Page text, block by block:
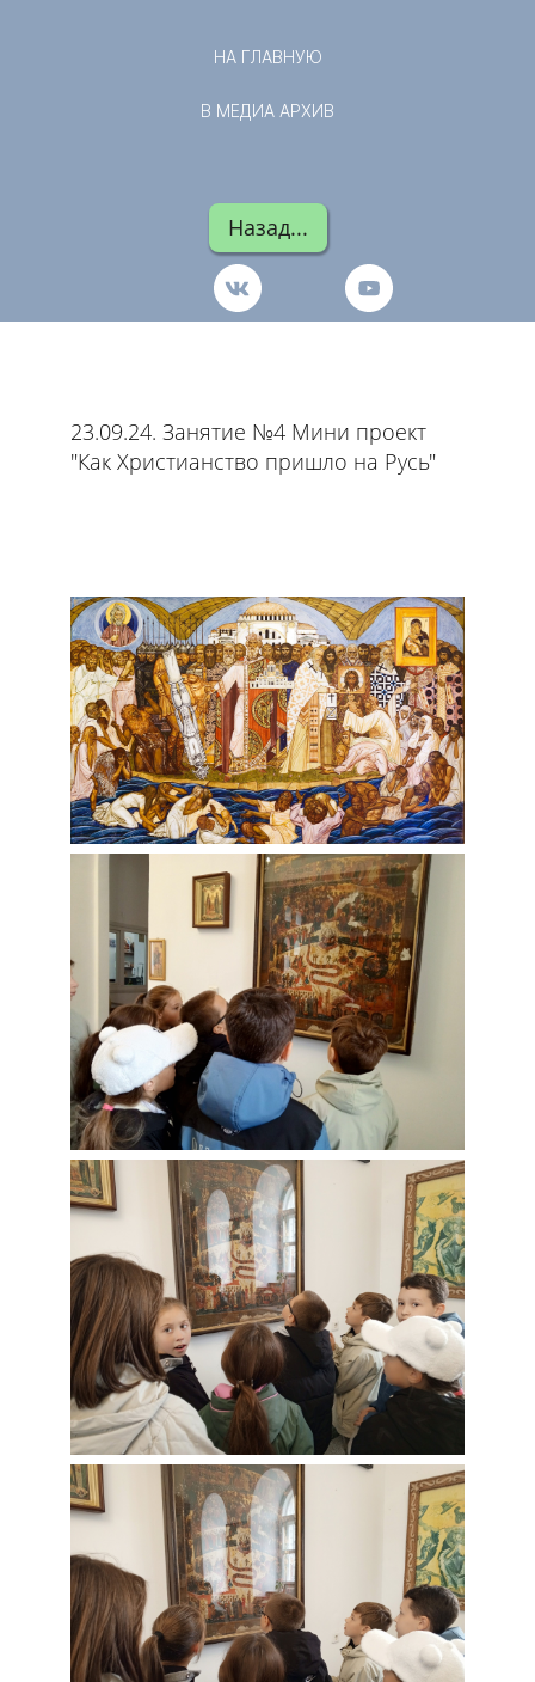
НА ГЛАВНУЮ
В МЕДИА АРХИВ
Назад...
23.09.24. Занятие №4 Мини проект
"Как Христианство пришло на Русь"